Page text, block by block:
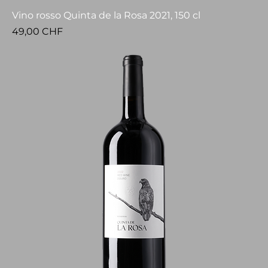
Vino rosso Quinta de la Rosa 2021, 150 cl
Prezzo
49,00 CHF